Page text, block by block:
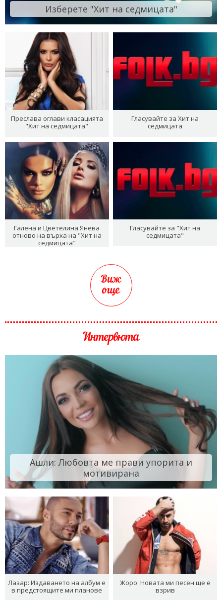
Изберете "Хит на седмицата"
Преслава оглави класацията
"Хит на седмицата"
Гласувайте за Хит на
седмицата
Галена и Цветелина Янева
отново на върха на "Хит на
седмицата"
Гласувайте за "Хит на
седмицата"
Виж
още
Интервюта
Ашли: Любовта ме прави упорита и
мотивирана
Лазар: Издаването на албум е
в предстоящите ми планове
Жоро: Новата ми песен ще е
взрив